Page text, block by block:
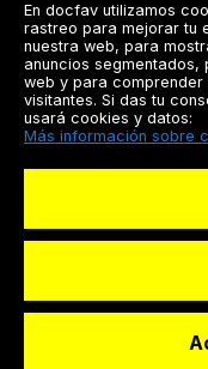
Docfav
©
En docfav utilizamos
rastreo para mejorar tu
nuestra web, para
anuncios
web y para comprender
visitantes. Si das tu
usará cookies y datos:
Más información sobre